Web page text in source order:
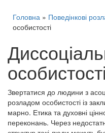
Головна » Поведінкові
особистості
особистості
Звертатися до людини з
розладом особистості із
марно. Етика та духовні
переконань. Через